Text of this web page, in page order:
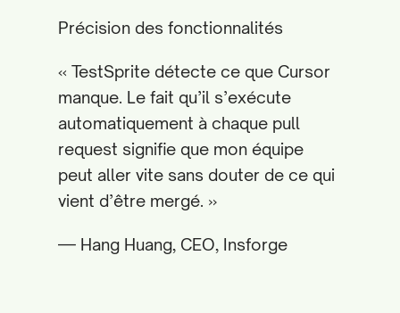
Précision des fonctionnalités
« TestSprite détecte ce que Cursor
manque. Le fait qu’il s’exécute
automatiquement à chaque pull
request signifie que mon équipe
peut aller vite sans douter de ce qui
vient d’être mergé. »
— Hang Huang, CEO, Insforge